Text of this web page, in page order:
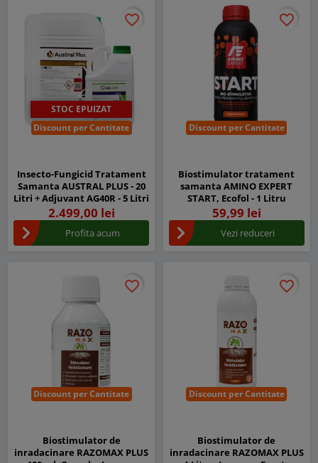
STOC EPUIZAT
Discount per Cantitate
favorite_border
favorite_border
Insecto-Fungicid Tratament
Samanta AUSTRAL PLUS - 20
Litri + Adjuvant AG40R - 5 Litri
2.499,00 lei
Profita acum
Discount per Cantitate
favorite_border
favorite_border
Biostimulator tratament
samanta AMINO EXPERT
START, Ecofol - 1 Litru
59,99 lei
Vezi reduceri
Discount per Cantitate
favorite_border
favorite_border
Biostimulator de
inradacinare RAZOMAX PLUS
Discount per Cantitate
favorite_border
favorite_border
Biostimulator de
inradacinare RAZOMAX PLUS